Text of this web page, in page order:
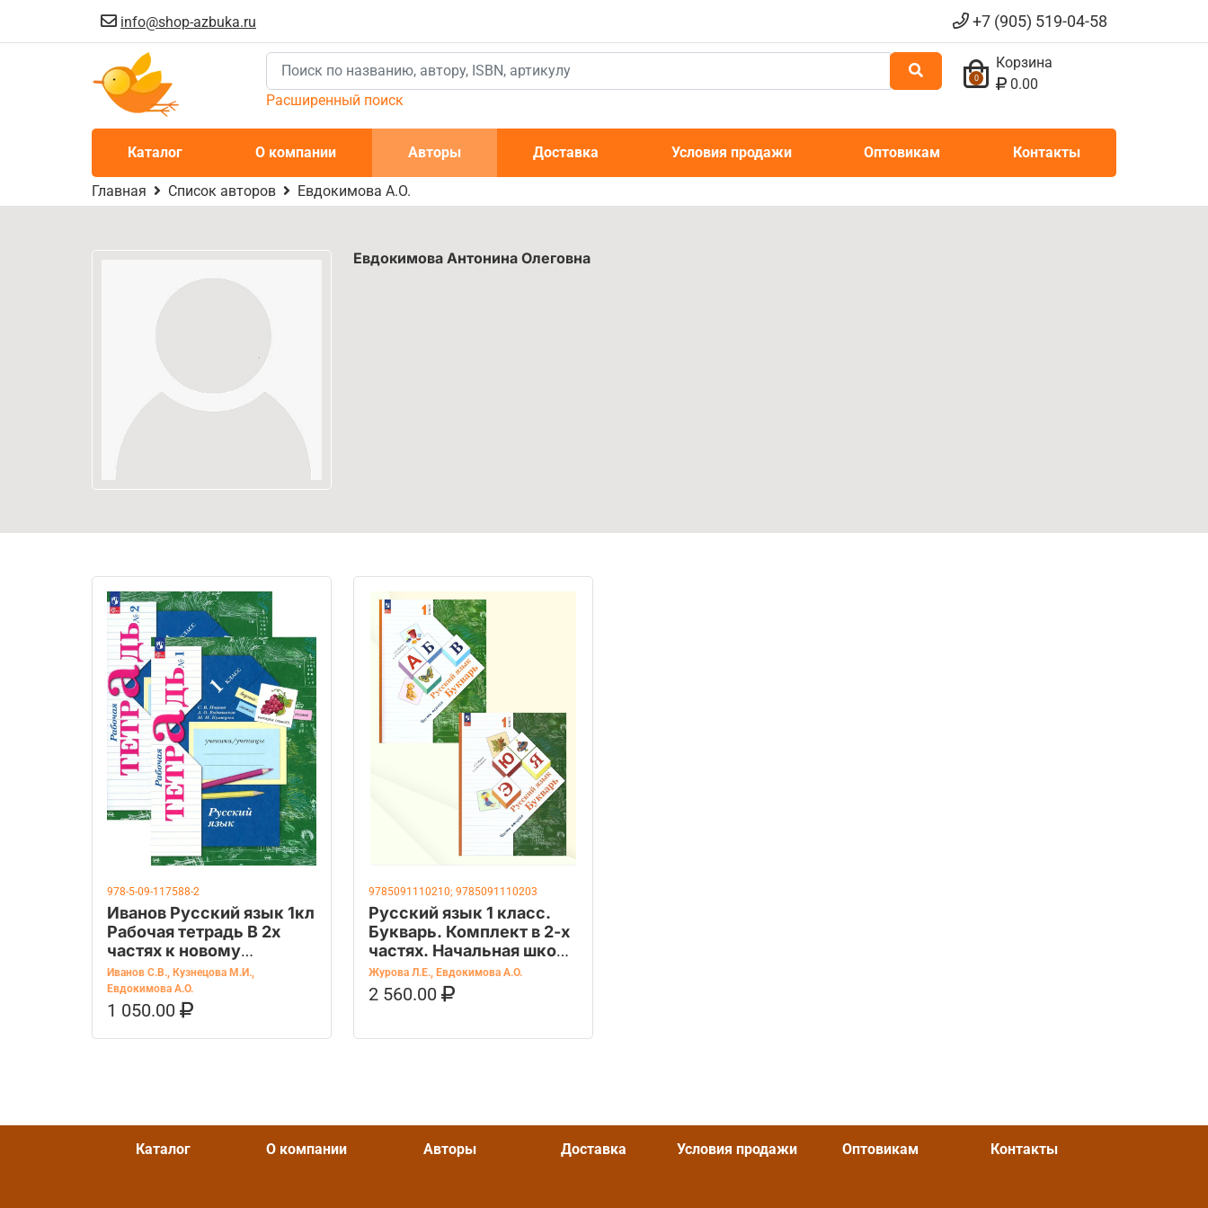
info@shop-azbuka.ru +7 (905) 519-04-58
Расширенный поиск
0
Корзина
0.00
Каталог О компании Авторы Доставка Условия продажи Оптовикам Контакты
Главная Список авторов Евдокимова А.О.
Евдокимова Антонина Олеговна
978-5-09-117588-2
Иванов Русский язык 1кл
Рабочая тетрадь В 2х
частях к новому
учебному пособию
Иванов С.В., Кузнецова М.И.,
Евдокимова А.О.
1 050.00
В КОРЗИНУ
9785091110210; 9785091110203
Русский язык 1 класс.
Букварь. Комплект в 2-х
частях. Начальная школа
XXI века. ФГОС
Журова Л.Е., Евдокимова А.О.
2 560.00
В КОРЗИНУ
Каталог О компании Авторы Доставка Условия продажи Оптовикам Контакты